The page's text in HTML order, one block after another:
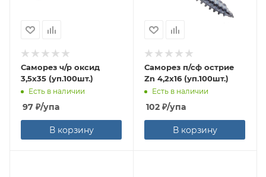
Саморез ч/р оксид
3,5х35 (уп.100шт.)
Есть в наличии
97 ₽/упа
В корзину
Саморез п/сф острие
Zn 4,2х16 (уп.100шт.)
Есть в наличии
102 ₽/упа
В корзину